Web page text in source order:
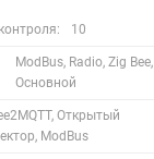
10
ModBus, Radio, Zig Bee,
Основной
Открытый
ModBus